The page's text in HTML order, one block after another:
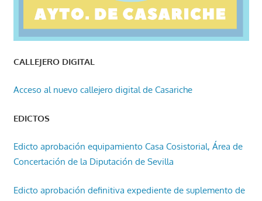
CALLEJERO DIGITAL
Acceso al nuevo callejero digital de Casariche
EDICTOS
Edicto aprobación equipamiento Casa Cosistorial, Área de
Concertación de la Diputación de Sevilla
Edicto aprobación definitiva expediente de suplemento de